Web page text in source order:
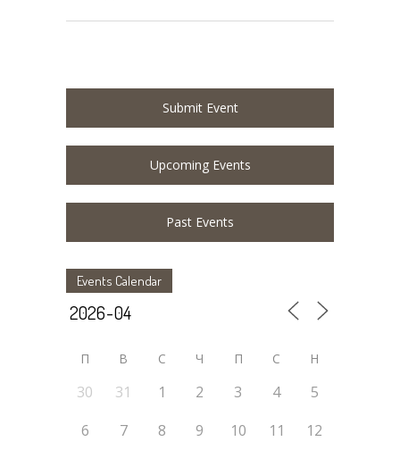
Submit Event
Upcoming Events
Past Events
Events Calendar
П В С Ч П С Н
30 31 1 2 3 4
5
6
7 8 9 10 11
12